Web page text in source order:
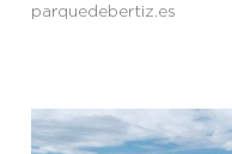
parquedebertiz.es